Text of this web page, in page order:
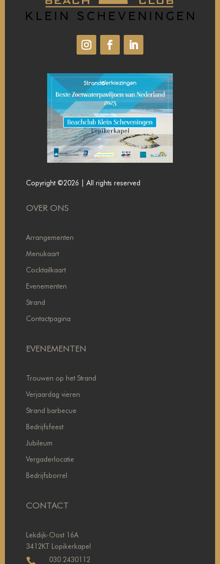
Copyright ©2026 | All rights reserved
OVER ONS
Arrangementen
Menukaart
Cocktailkaart
Evenementen
Strand
Contactpagina
EVENEMENTEN
Trouwen op het Strand
Verjaardag vieren
Strand barbecue
Bedrijfsfeest
Jubileum
Vergaderlocatie
Bedrijfsborrel
CONTACT
Lekdijk-Oost 16A
3412KT Lopikerkapel
 030 2430112